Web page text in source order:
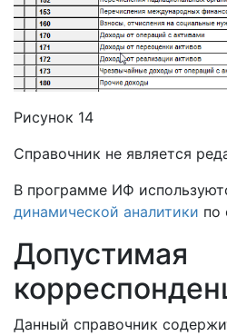
Рисунок 14
Справочник не является
В программе ИФ
динамической аналитики по
Допустимая
Данный справочник